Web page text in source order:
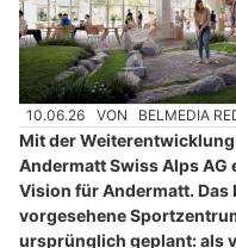
10.06.26 VON BELMEDIA
Mit der
Andermatt Swiss Alps AG
Vision für Andermatt.
vorgesehene
ursprünglich geplant: als